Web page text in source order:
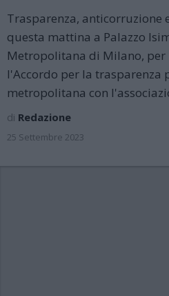
Trasparenza, anticorruzione
questa mattina a Palazzo
Metropolitana di Milano, per
l'Accordo per la trasparenza
metropolitana con
di Redazione
25 Settembre 2023